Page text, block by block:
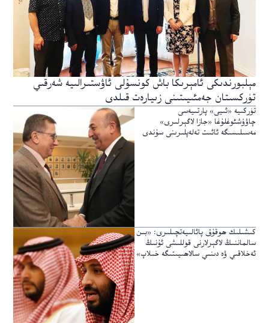
مېلبورندىكى ئامېرىكا باش كونسۇلى ئاۋستىرالىيە شەرقىي
تۈركسىتان جەمئىيىتىنى زىيارەت قىلدى
تۈركىيە «ئىيى» پارتىيەسى
چاۋۇشئوغلۇغا «جازا لاگېرلىرى»
مەسىلىسىگە ئائىت تەلەپلىرىنى سۇندى
كىشىلىك ھوقۇق پائالىيەتچىلىرى: «بىن
سالماننىڭ لاگېرلارنى قوللىشى ئۇنىڭ
ئەخلاقىي ۋە دىنىي سالاھىيىتىگە خىلاپ»